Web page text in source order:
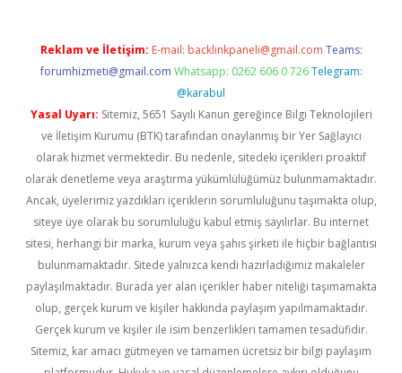
Reklam ve İletişim: E-mail: backlinkpaneli@gmail.com Teams:
forumhizmeti@gmail.com Whatsapp: 0262 606 0 726 Telegram:
@karabul
Yasal Uyarı: Sitemiz, 5651 Sayılı Kanun gereğince Bilgi Teknolojileri
ve İletişim Kurumu (BTK) tarafından onaylanmış bir Yer Sağlayıcı
olarak hizmet vermektedir. Bu nedenle, sitedeki içerikleri proaktif
olarak denetleme veya araştırma yükümlülüğümüz bulunmamaktadır.
Ancak, üyelerimiz yazdıkları içeriklerin sorumluluğunu taşımakta olup,
siteye üye olarak bu sorumluluğu kabul etmiş sayılırlar. Bu internet
sitesi, herhangi bir marka, kurum veya şahıs şirketi ile hiçbir bağlantısı
bulunmamaktadır. Sitede yalnızca kendi hazırladığımız makaleler
paylaşılmaktadır. Burada yer alan içerikler haber niteliği taşımamakta
olup, gerçek kurum ve kişiler hakkında paylaşım yapılmamaktadır.
Gerçek kurum ve kişiler ile isim benzerlikleri tamamen tesadüfidir.
Sitemiz, kar amacı gütmeyen ve tamamen ücretsiz bir bilgi paylaşım